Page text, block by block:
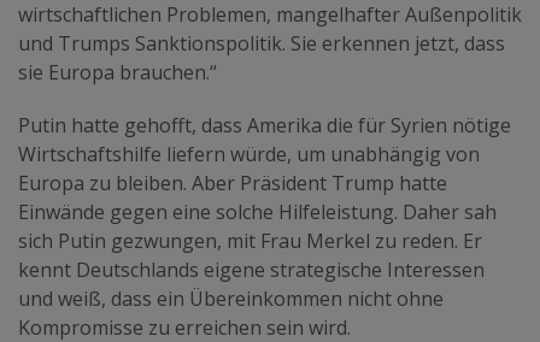
wirtschaftlichen Problemen, mangelhafter Außenpolitik
und Trumps Sanktionspolitik. Sie erkennen jetzt, dass
sie Europa brauchen.“
Putin hatte gehofft, dass Amerika die für Syrien nötige
Wirtschaftshilfe liefern würde, um unabhängig von
Europa zu bleiben. Aber Präsident Trump hatte
Einwände gegen eine solche Hilfeleistung. Daher sah
sich Putin gezwungen, mit Frau Merkel zu reden. Er
kennt Deutschlands eigene strategische Interessen
und weiß, dass ein Übereinkommen nicht ohne
Kompromisse zu erreichen sein wird.